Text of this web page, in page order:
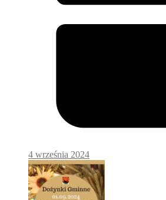
4 września 2024